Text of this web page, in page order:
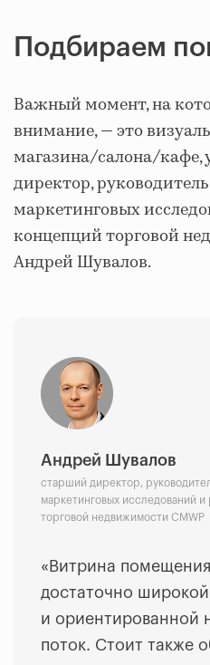
Подбираем
Важный момент, на
внимание, — это
магазина/салона/кафе,
директор,
маркетинговых
концепций торговой
Андрей Шувалов.
Андрей Шувалов
старший директор,
маркетинговых исследований и
торговой недвижимости CMWP
«Витрина
достаточно
и ориентированной
поток. Стоит также